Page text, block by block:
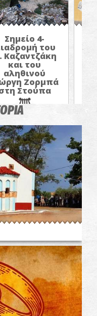
Σημείο 4-
του
Καζαντζάκη
και του
αληθινού
Ζορμπά
Στούπα